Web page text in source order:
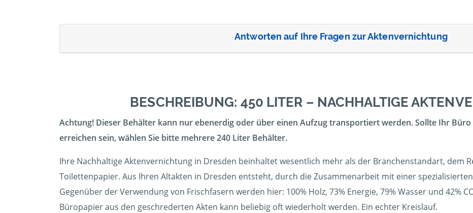
Antworten auf Ihre Fragen zur Aktenvernichtung
BESCHREIBUNG: 450 LITER – NACHHALTIGE
Achtung! Dieser Behälter kann nur ebenerdig oder über einen Aufzug transportiert werden. Sollte Ihr
erreichen sein, wählen Sie bitte mehrere 240 Liter Behälter.
Ihre Nachhaltige Aktenvernichtung in Dresden beinhaltet wesentlich mehr als der Branchenstandart, dem
Toilettenpapier. Aus Ihren Altakten in Dresden entsteht, durch die Zusammenarbeit mit einer
Gegenüber der Verwendung von Frischfasern werden hier: 100% Holz, 73% Energie, 79% Wasser und 42%
Büropapier aus den geschrederten Akten kann beliebig oft wiederholt werden. Ein echter Kreislauf.